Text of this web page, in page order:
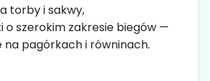
torby i sakwy,
o szerokim zakresie biegów —
pagórkach i równinach.